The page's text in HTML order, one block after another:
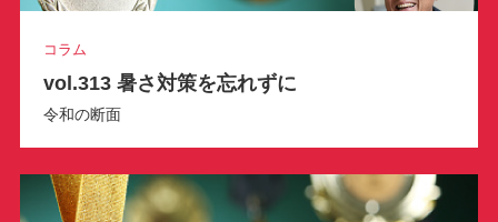
コラム
vol.313 暑さ対策を忘れずに
令和の断面